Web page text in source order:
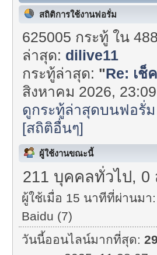
สถิติการใช้งานฟอรั่ม
625005 กระทู้ ใน
ล่าสุด: dilive11
กระทู้ล่าสุด: "Re: เช็
สิงหาคม 2026,
ดูกระทู้ล่าสุดบนฟอรั่ม
[สถิติอื่นๆ]
ผู้ใช้งานขณะนี้
211 บุคคลทั่วไป, 0
ผู้ใช้เมื่อ 15 นาทีที่ผ่านมา:
Baidu (7)
วันนี้ออนไลน์มากที่สุด: